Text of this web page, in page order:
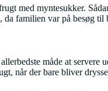
med myntesukker.
da familien var på besøg til
måde at
når der bare bliver